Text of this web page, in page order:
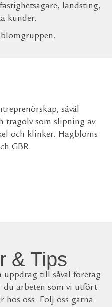
landsting,
kunder.
.
såväl
trägolv som slipning av
och klinker. Hagbloms
GBR.
& Tips
uppdrag till såväl företag
du arbeten som vi utfört
hos oss. Följ oss gärna